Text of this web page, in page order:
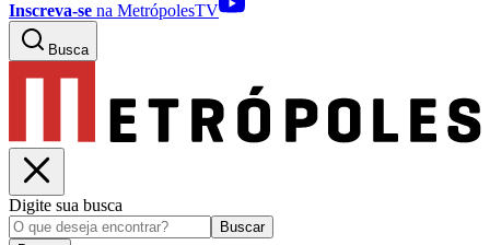
Inscreva-se na MetrópolesTV
Busca
Digite sua busca
Buscar